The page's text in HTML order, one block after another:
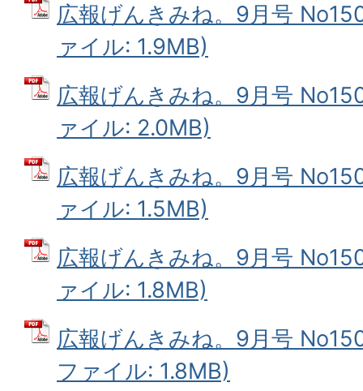
広報げんきみね。9月号
ァイル: 1.9MB)
広報げんきみね。9月号
ァイル: 2.0MB)
広報げんきみね。9月号
ァイル: 1.5MB)
広報げんきみね。9月号
ァイル: 1.8MB)
広報げんきみね。9月号
ファイル: 1.8MB)